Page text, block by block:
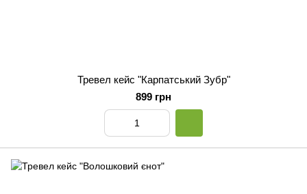
Тревел кейс "Карпатський Зубр"
899 грн